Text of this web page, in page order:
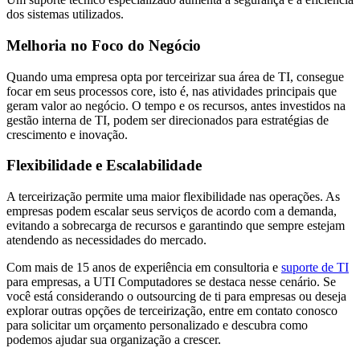
dos sistemas utilizados.
Melhoria no Foco do Negócio
Quando uma empresa opta por terceirizar sua área de TI, consegue
focar em seus processos core, isto é, nas atividades principais que
geram valor ao negócio. O tempo e os recursos, antes investidos na
gestão interna de TI, podem ser direcionados para estratégias de
crescimento e inovação.
Flexibilidade e Escalabilidade
A terceirização permite uma maior flexibilidade nas operações. As
empresas podem escalar seus serviços de acordo com a demanda,
evitando a sobrecarga de recursos e garantindo que sempre estejam
atendendo as necessidades do mercado.
Com mais de 15 anos de experiência em consultoria e suporte de TI
para empresas, a UTI Computadores se destaca nesse cenário. Se
você está considerando o outsourcing de ti para empresas ou deseja
explorar outras opções de terceirização, entre em contato conosco
para solicitar um orçamento personalizado e descubra como
podemos ajudar sua organização a crescer.